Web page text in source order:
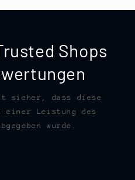
Shops
sicher, dass diese
einer Leistung des
wurde.